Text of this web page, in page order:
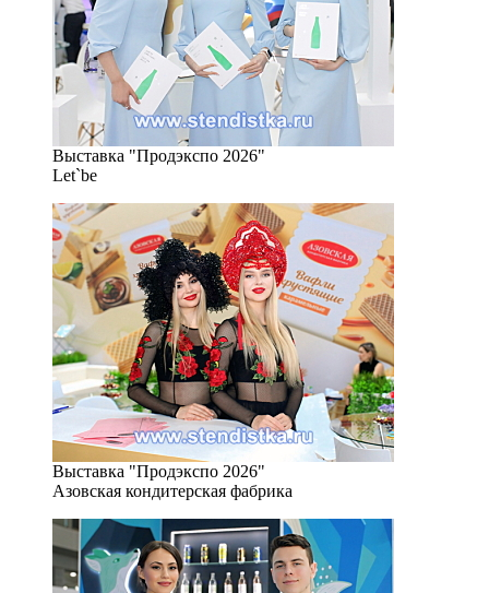
Выставка "Продэкспо 2026"
Let`be
Выставка "Продэкспо 2026"
Азовская кондитерская фабрика